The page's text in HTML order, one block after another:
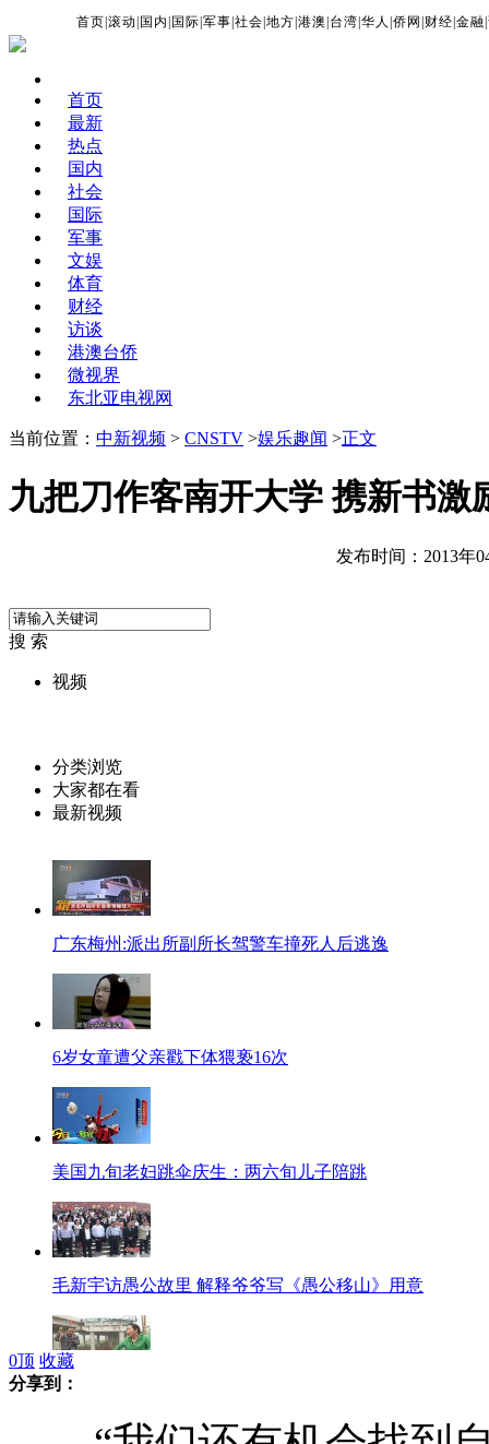
首页 |滚动 国内 国际 |军事 |社会 |地方 |港澳 台湾 |华人 |侨网 财经 |金融 |
首页
最新
热点
国内
社会
国际
军事
文娱
体育
财经
访谈
港澳台侨
微视界
东北亚电视网
当前位置： 中新视频 > CNSTV >娱乐趣闻 >正文
九把刀作客南开大学 携新书激
发布时间：2013年
搜 索
视频
分类浏览
大家都在看
最新视频
广东梅州:派出所副所长驾警车撞死人后逃逸
6岁女童遭父亲戳下体猥亵16次
美国九旬老妇跳伞庆生：两六旬儿子陪跳
毛新宇访愚公故里 解释爷爷写《愚公移山》用意
男子悬空而坐与施工队对峙 阻止快速路施工
0顶 收藏
分享到：